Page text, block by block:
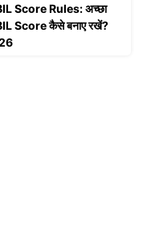
Score Rules: अच्छा
Score कैसे बनाए रखें?